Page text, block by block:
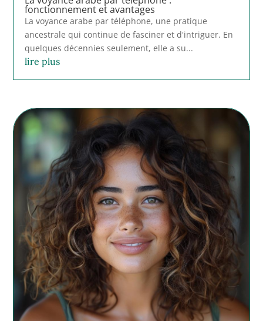
fonctionnement et avantages
La voyance arabe par téléphone, une pratique
ancestrale qui continue de fasciner et d'intriguer. En
quelques décennies seulement, elle a su...
lire plus